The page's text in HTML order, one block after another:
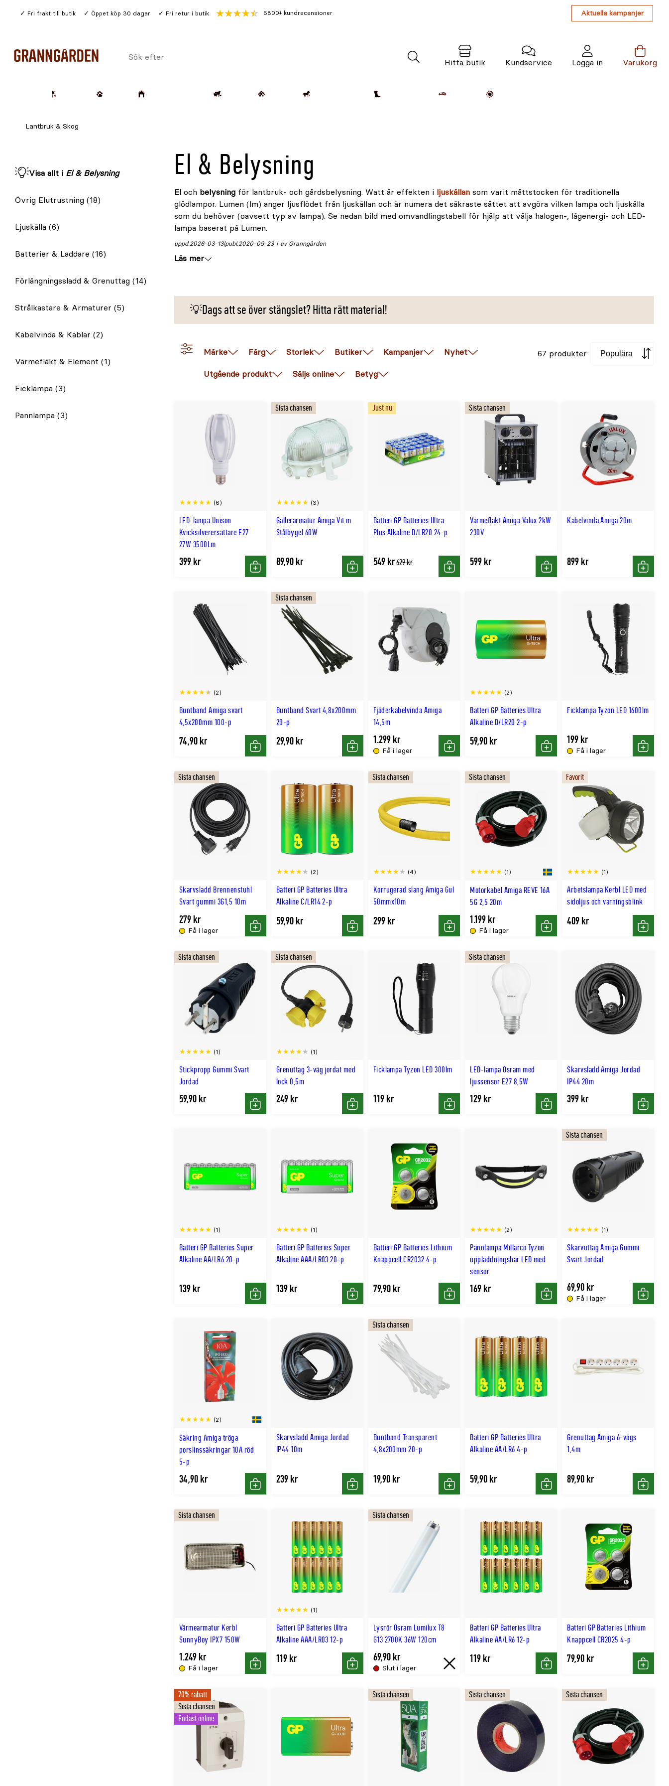
Fri frakt till butik Öppet köp 30 dagar Fri retur i butik 5800+ kundrecensioner Aktuella kampanjer
Sök
Hitta butik Kundservice Logga in Varukorg
Lantbruk & Skog
El & Belysning
El och belysning för lantbruk- och gårdsbelysning. Watt är effekten i ljuskällan som varit måttstocken för traditionella
glödlampor. Lumen (lm) anger ljusflödet från ljuskällan och är numera det säkraste sättet att avgöra vilken lampa och ljuskälla
som du behöver (oavsett typ av lampa). Se nedan bild med omvandlingstabell för hjälp att välja halogen-, lågenergi- och LED-
lampa baserat på Lumen.
publ.2020-09-23
uppd.2026-03-13 av Granngården
Läs mer
Visa allt i El & Belysning
Övrig Elutrustning (18)
Ljuskälla (6)
Batterier & Laddare (16)
Förlängningssladd & Grenuttag (14)
Strålkastare & Armaturer (5)
Kabelvinda & Kablar (2)
Värmefläkt & Element (1)
Ficklampa (3)
Pannlampa (3)
💡Dags att se över stängslet? Hitta rätt material!
Märke Färg Storlek Butiker Kampanjer Nyhet
Utgående produkt Säljs online Betyg
Sortera
67 produkter
LED-lampa Unison
Kvicksilverersättare E27
27W 3500Lm
(6)
399 kr
Köp
Gallerarmatur Amiga Vit m
Stålbygel 60W
(3)
Sista chansen
89,90 kr
Köp
Batteri GP Batteries Ultra
Plus Alkaline D/LR20 24-p
Just nu
549 krTidligere
629 kr
Köp
Värmefläkt Amiga Valux 2kW
230V
Sista chansen
599 kr
Köp
Kabelvinda Amiga 20m
899 kr
Köp
Buntband Amiga svart
4,5x200mm 100-p
(2)
74,90 kr
Köp
Buntband Svart 4,8x200mm
20-p
Sista chansen
29,90 kr
Köp
Fjäderkabelvinda Amiga
14,5m
Få i lager
1.299 kr
Köp
Batteri GP Batteries Ultra
Alkaline D/LR20 2-p
(2)
59,90 kr
Köp
Ficklampa Tyzon LED 1600lm
Få i lager
199 kr
Köp
Skarvsladd Brennenstuhl
Svart gummi 3G1,5 10m
Sista chansen
Få i lager
279 kr
Köp
Batteri GP Batteries Ultra
Alkaline C/LR14 2-p
(2)
59,90 kr
Köp
Korrugerad slang Amiga Gul
50mmx10m
(4)
Sista chansen
299 kr
Köp
Motorkabel Amiga REVE 16A
5G 2,5 20m
(1)
Sista chansen
Få i lager
1.199 kr
Köp
Arbetslampa Kerbl LED med
sidoljus och varningsblink
(1)
Favorit
409 kr
Köp
Stickpropp Gummi Svart
Jordad
(1)
Sista chansen
59,90 kr
Köp
Grenuttag 3-väg jordat med
lock 0,5m
(1)
Sista chansen
249 kr
Köp
Ficklampa Tyzon LED 300lm
119 kr
Köp
LED-lampa Osram med
ljussensor E27 8,5W
Sista chansen
129 kr
Köp
Skarvsladd Amiga Jordad
IP44 20m
399 kr
Köp
Batteri GP Batteries Super
Alkaline AA/LR6 20-p
(1)
139 kr
Köp
Batteri GP Batteries Super
Alkaline AAA/LR03 20-p
(1)
139 kr
Köp
Batteri GP Batteries Lithium
Knappcell CR2032 4-p
79,90 kr
Köp
Pannlampa Millarco Tyzon
uppladdningsbar LED med
sensor
(2)
169 kr
Köp
Skarvuttag Amiga Gummi
Svart Jordad
(1)
Sista chansen
Få i lager
69,90 kr
Köp
Säkring Amiga tröga
porslinssäkringar 10A röd
5-p
(2)
34,90 kr
Köp
Skarvsladd Amiga Jordad
IP44 10m
239 kr
Köp
Buntband Transparent
4,8x200mm 20-p
Sista chansen
19,90 kr
Köp
Batteri GP Batteries Ultra
Alkaline AA/LR6 4-p
59,90 kr
Köp
Grenuttag Amiga 6-vägs
1,4m
89,90 kr
Köp
Värmearmatur Kerbl
SunnyBoy IPX7 150W
Sista chansen
Få i lager
1.249 kr
Köp
Batteri GP Batteries Ultra
Alkaline AAA/LR03 12-p
(1)
119 kr
Köp
Lysrör Osram Lumilux T8
G13 2700K 36W 120cm
Sista chansen
Slut i lager
69,90 kr
Slut
Batteri GP Batteries Ultra
Alkaline AA/LR6 12-p
119 kr
Köp
Batteri GP Batteries Lithium
Knappcell CR2025 4-p
79,90 kr
Köp
70% rabatt
Sista chansen
Endast online
Sista chansen Sista chansen Sista chansen